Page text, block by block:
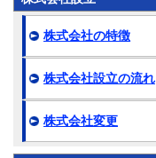
株式会社の特徴
株式会社設立の流れ
株式会社変更